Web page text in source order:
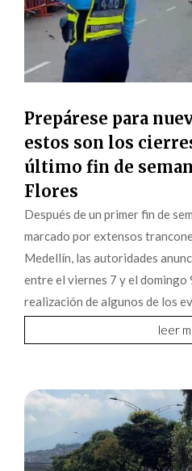
Prepárese para
estos son los
último fin de
Flores
Después de un primer fin de
marcado por extensos
Medellín, las autoridades
entre el viernes 7 y el domingo
realización de algunos de los
leer